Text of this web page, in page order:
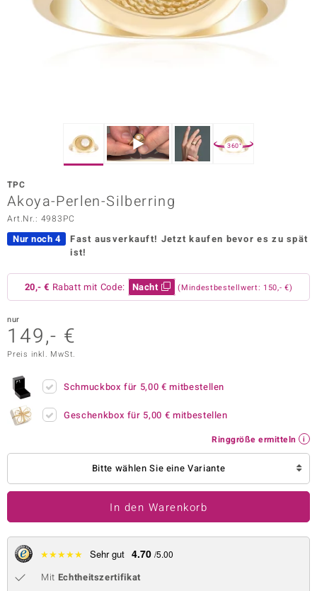
Edition
Vogue
Paraíso
Collection
BY DE MELO
Collection
360°
TPC
Akoya-Perlen-Silberring
Art.Nr.: 4983PC
Nur noch 4 Fast ausverkauft! Jetzt kaufen bevor es zu spät
ist!
20,- € Rabatt mit Code: Nacht (Mindestbestellwert: 150,- €)
nur
149,- €
Preis inkl. MwSt.
Schmuckbox für 5,00 € mitbestellen
Geschenkbox für 5,00 € mitbestellen
Ringgröße ermitteln
Bitte wählen Sie eine Variante
In den Warenkorb
★★★★★ Sehr gut 4.70 /5.00
Mit Echtheitszertifikat